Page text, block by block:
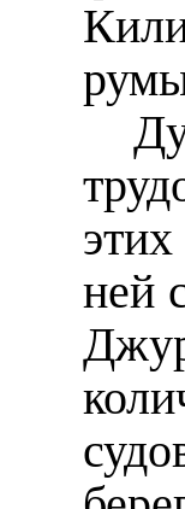
ней